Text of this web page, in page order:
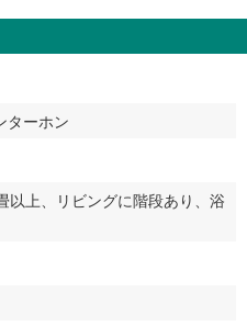
ターホン
以上、リビングに階段あり、浴